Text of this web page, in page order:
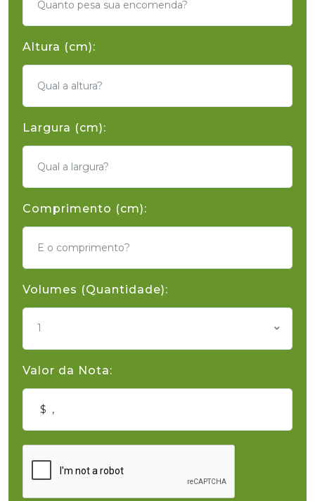
Altura (cm):
Largura (cm):
Comprimento (cm):
Volumes (Quantidade):
1
Valor da Nota: